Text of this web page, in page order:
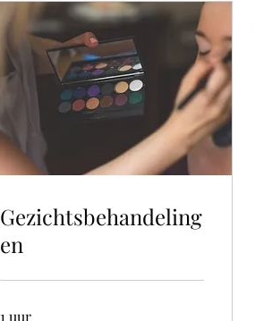
Gezichtsbehandeling
en
1 uur